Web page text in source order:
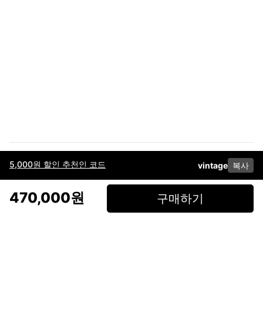
5,000원 할인 추천인 코드 vintage 복사
470,000원 구매하기
이용약관고객센터판매개인정보 처리방침사업자 정보다운로드
페이스북